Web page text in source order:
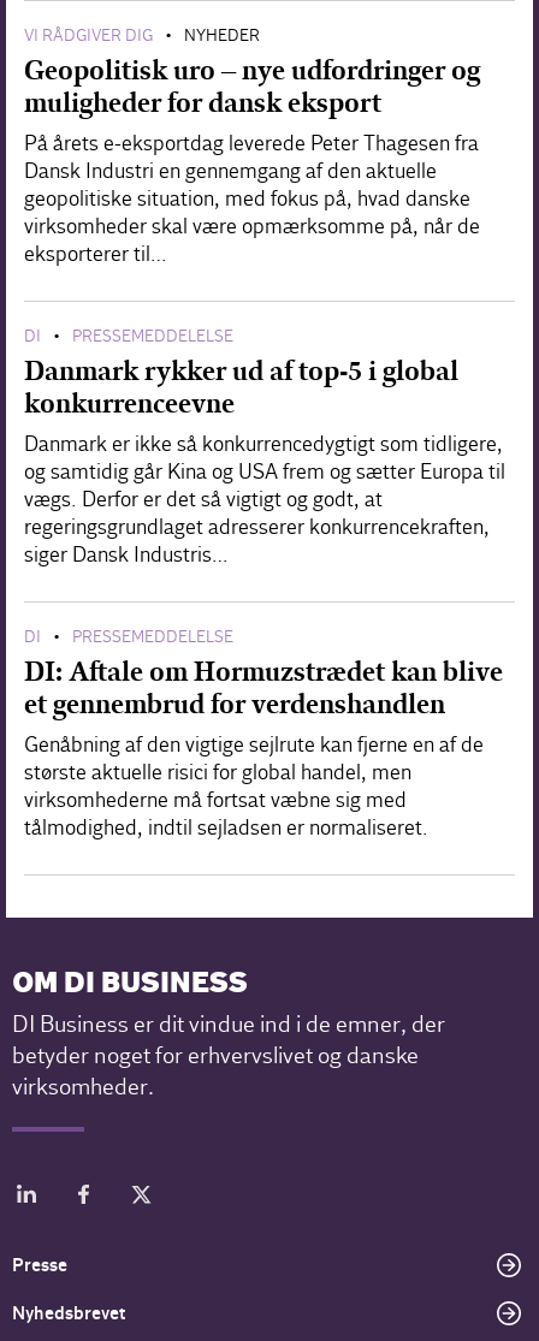
VI RÅDGIVER DIG • NYHEDER
Geopolitisk uro – nye udfordringer og
muligheder for dansk eksport
På årets e-eksportdag leverede Peter Thagesen fra
Dansk Industri en gennemgang af den aktuelle
geopolitiske situation, med fokus på, hvad danske
virksomheder skal være opmærksomme på, når de
eksporterer til…
DI • PRESSEMEDDELELSE
Danmark rykker ud af top-5 i global
konkurrenceevne
Danmark er ikke så konkurrencedygtigt som tidligere,
og samtidig går Kina og USA frem og sætter Europa til
vægs. Derfor er det så vigtigt og godt, at
regeringsgrundlaget adresserer konkurrencekraften,
siger Dansk Industris…
DI • PRESSEMEDDELELSE
DI: Aftale om Hormuzstrædet kan blive
et gennembrud for verdenshandlen
Genåbning af den vigtige sejlrute kan fjerne en af de
største aktuelle risici for global handel, men
virksomhederne må fortsat væbne sig med
tålmodighed, indtil sejladsen er normaliseret.
OM DI BUSINESS
DI Business er dit vindue ind i de emner, der
betyder noget for erhvervslivet og danske
virksomheder.
Presse
Nyhedsbrevet